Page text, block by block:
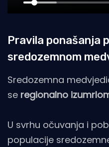
Pravila ponašanja
sredozemnom
Sredozemna
se regionalno
U svrhu očuvanja i
populacije